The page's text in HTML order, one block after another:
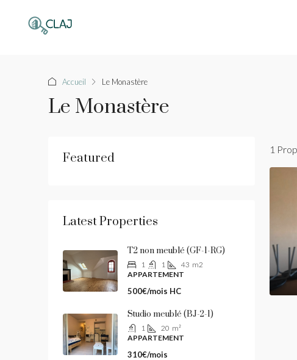
Accueil Le Monastère
Le Monastère
1
Featured
Latest Properties
T2 non meublé (GF-1-RG)
1 1 43 m2
APPARTEMENT
500€/mois HC
Studio meublé (BJ-2-1)
1 20 m²
APPARTEMENT
310€/mois